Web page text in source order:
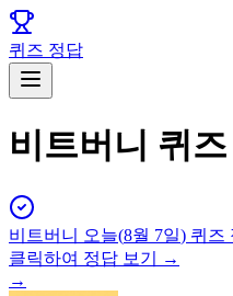
퀴즈 정답
비트버니 퀴
비트버니 오늘(8월 7일) 퀴즈
클릭하여 정답 보기 →
→